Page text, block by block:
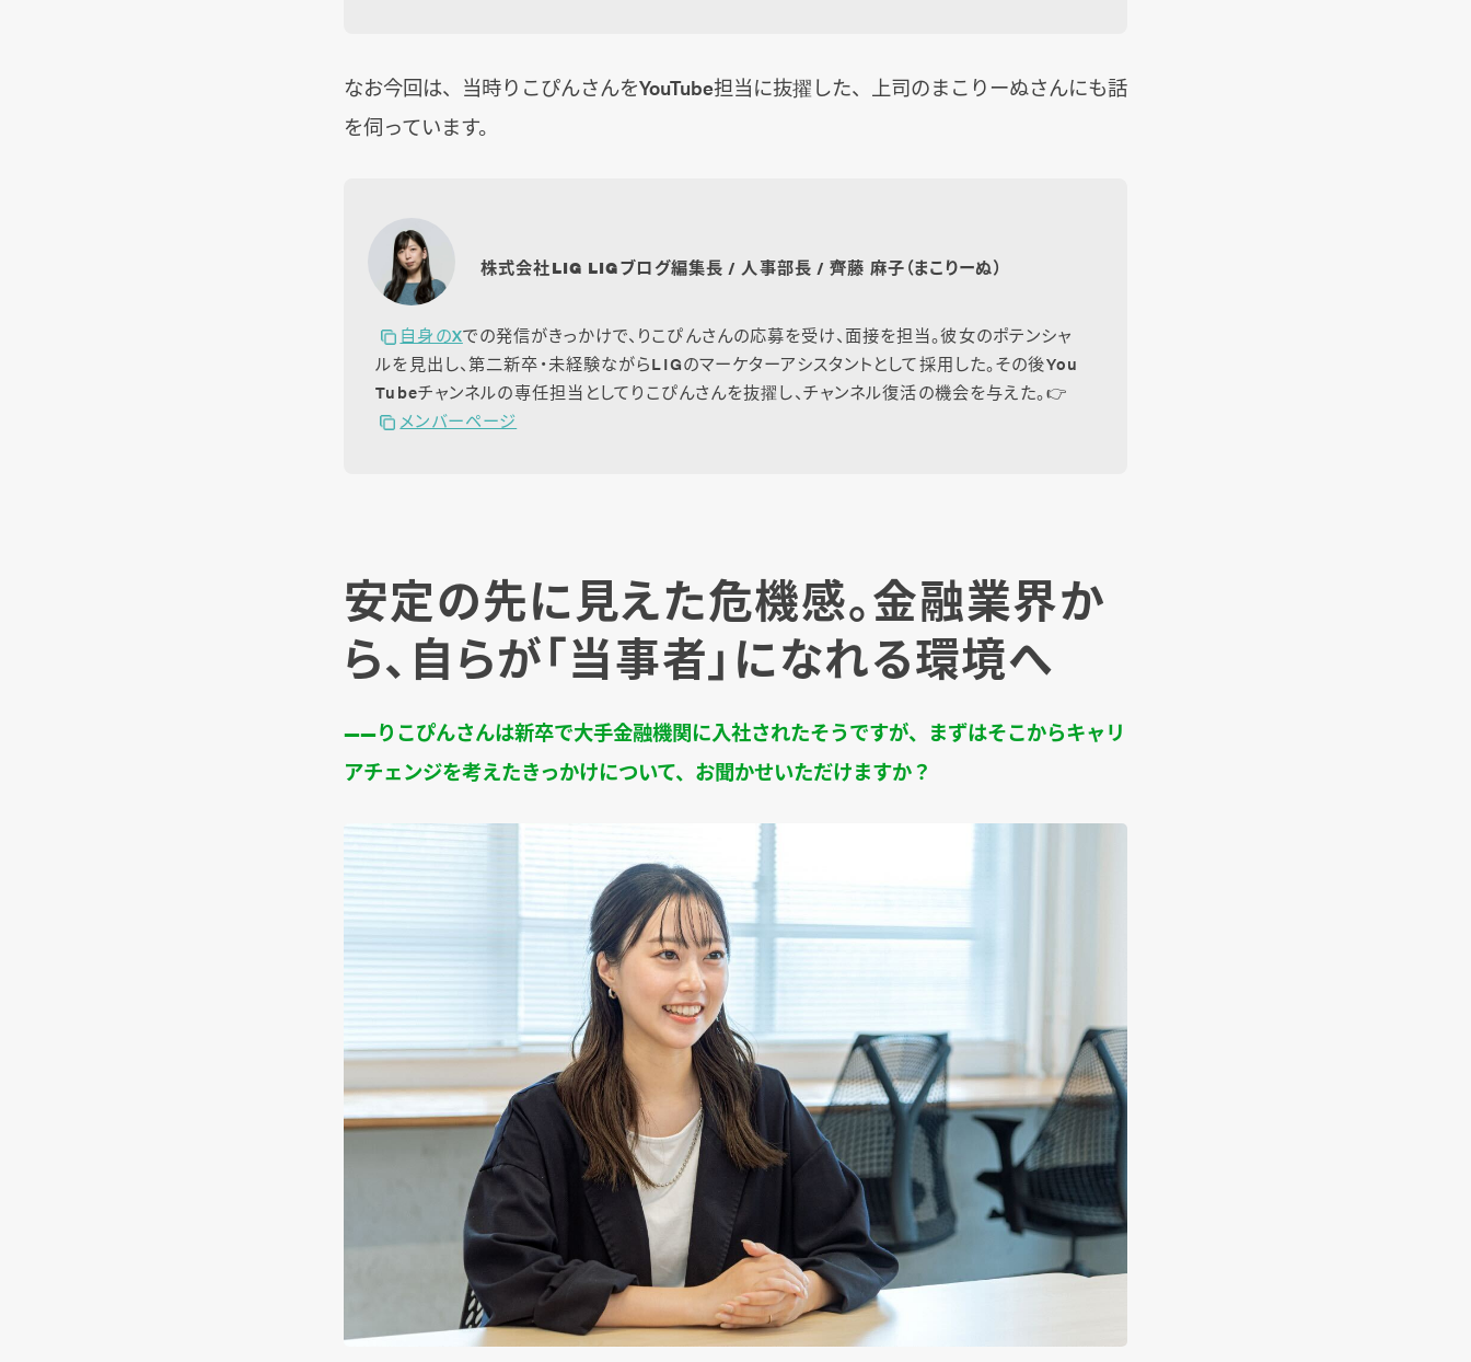
なお今回は、当時りこぴんさんをYouTube担当に抜擢した、上司のまこりーぬさんにも話
を伺っています。
株式会社LIG LIGブログ編集長 / 人事部長 / 齊藤 麻子（まこりーぬ）
自身のXでの発信がきっかけで、りこぴんさんの応募を受け、面接を担当。彼女のポテンシャ
ルを見出し、第二新卒・未経験ながらLIGのマーケターアシスタントとして採用した。その後You
Tubeチャンネルの専任担当としてりこぴんさんを抜擢し、チャンネル復活の機会を与えた。👉️
メンバーページ
安定の先に見えた危機感。金融業界か
ら、自らが「当事者」になれる環境へ
――りこぴんさんは新卒で大手金融機関に入社されたそうですが、まずはそこからキャリ
アチェンジを考えたきっかけについて、お聞かせいただけますか？